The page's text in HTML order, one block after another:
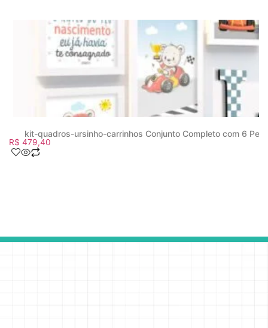
kit-quadros-ursinho-carrinhos Conjunto Completo com 6
R$ 479,40